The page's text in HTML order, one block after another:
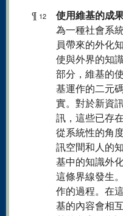
¶ 12 使用維基的成
為一種社會系
員帶來的外化
使與外界的知
部分，維基的
基運作的二元
實。對於新資
訊，這些已存
從系統性的角
訊空間和人的
基中的知識外
這條界線發生
作的過程。在
基的內容會相